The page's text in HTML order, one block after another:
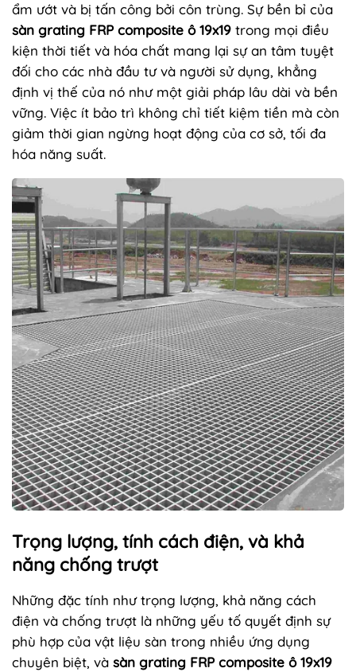
ẩm ướt và bị tấn công bởi côn trùng. Sự bền bỉ của
sàn grating FRP composite ô 19x19 trong mọi điều
kiện thời tiết và hóa chất mang lại sự an tâm tuyệt
đối cho các nhà đầu tư và người sử dụng, khẳng
định vị thế của nó như một giải pháp lâu dài và bền
vững. Việc ít bảo trì không chỉ tiết kiệm tiền mà còn
giảm thời gian ngừng hoạt động của cơ sở, tối đa
hóa năng suất.
Trọng lượng, tính cách điện, và khả
năng chống trượt
Những đặc tính như trọng lượng, khả năng cách
điện và chống trượt là những yếu tố quyết định sự
phù hợp của vật liệu sàn trong nhiều ứng dụng
chuyên biệt, và sàn grating FRP composite ô 19x19